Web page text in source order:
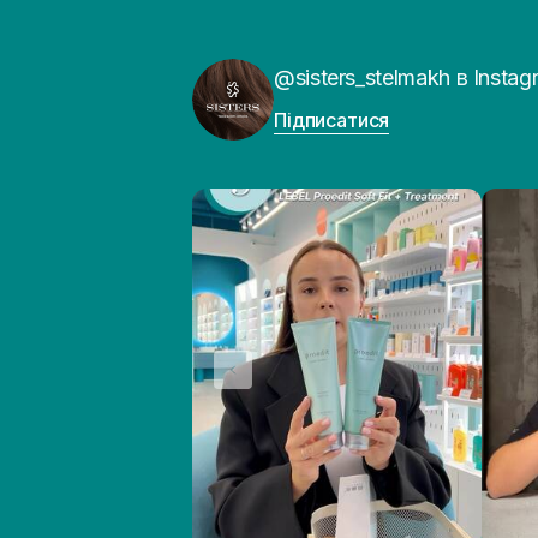
@sisters_stelmakh в
Підписатися